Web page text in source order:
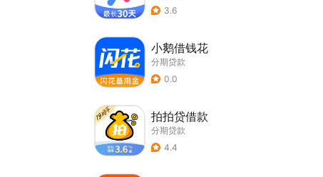
3.6
小鹅借钱花
分期贷款
0.0
拍拍贷借款
分期贷款
4.4